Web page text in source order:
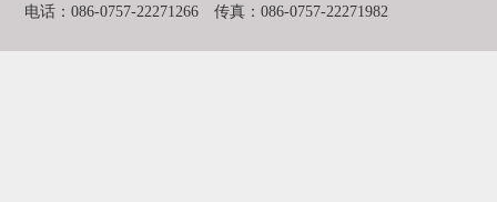
电话：086-0757-22271266 传真：086-0757-22271982